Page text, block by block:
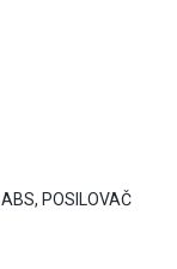
POSILOVAČ